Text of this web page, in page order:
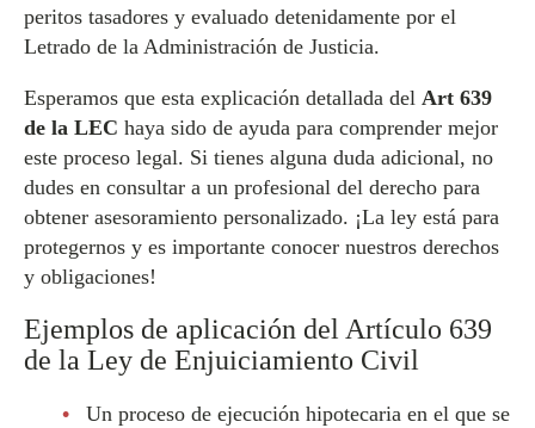
peritos tasadores y evaluado detenidamente por el
Letrado de la Administración de Justicia.
Esperamos que esta explicación detallada del Art 639
de la LEC haya sido de ayuda para comprender mejor
este proceso legal. Si tienes alguna duda adicional, no
dudes en consultar a un profesional del derecho para
obtener asesoramiento personalizado. ¡La ley está para
protegernos y es importante conocer nuestros derechos
y obligaciones!
Ejemplos de aplicación del Artículo 639
de la Ley de Enjuiciamiento Civil
Un proceso de ejecución hipotecaria en el que se